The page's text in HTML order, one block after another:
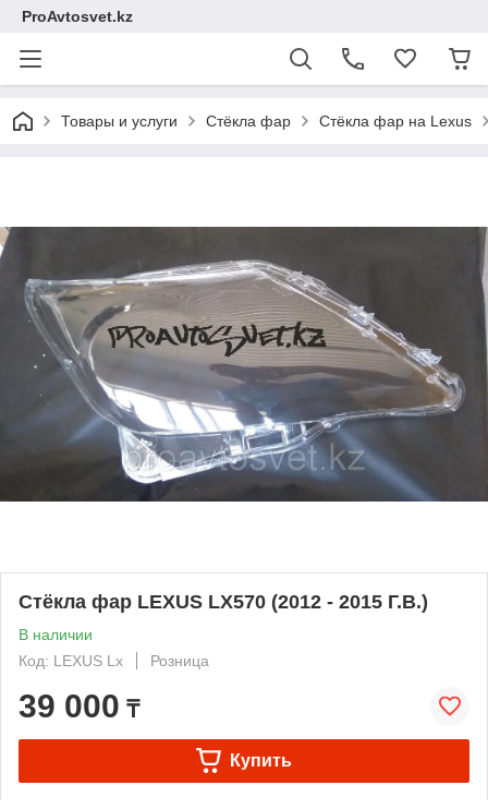
ProAvtosvet.kz
Товары и услуги Стёкла фар Стёкла фар на Lexus
Стёкла фар LEXUS LX570 (2012 - 2015 Г.В.)
В наличии
Код: LEXUS Lx
Розница
39 000 ₸
Купить